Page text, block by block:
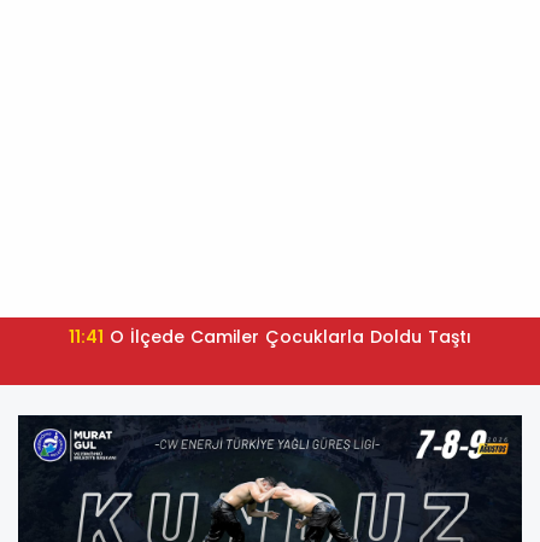
11:41 O İlçede Camiler Çocuklarla Doldu Taştı